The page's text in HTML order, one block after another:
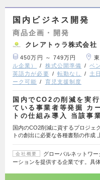
国内ビジネス開発
商品企画・開発
クレアトゥラ株式会社
450万円 ～ 749万円
ル企業）
株式公開準備 ベ
英語力が必要
転勤なし 土
ーク可能
育児支援制度
国内でCO2の削減を実
ている事業者等発掘 カ
トの仕組み導入 当該事
国内のCO2削減に資するプロジェ
トの創出に必要な各種書類の作成
会社概要
グローバルネットワ
ーションを提供する企業です。具